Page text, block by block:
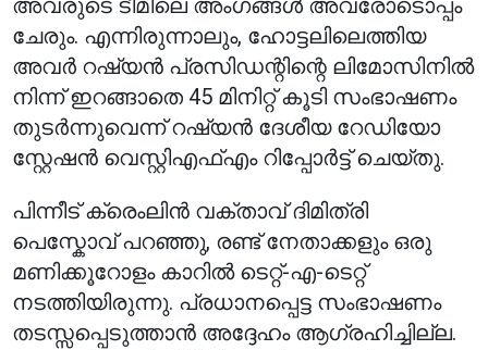
അവരുടെ ടീമിലെ അംഗങ്ങൾ അവരോടൊപ്പം
ചേരും. എന്നിരുന്നാലും, ഹോട്ടലിലെത്തിയ
അവർ റഷ്യൻ പ്രസിഡന്റിന്റെ ലിമോസിനിൽ
നിന്ന് ഇറങ്ങാതെ 45 മിനിറ്റ് കൂടി സംഭാഷണം
തുടർന്നുവെന്ന് റഷ്യൻ ദേശീയ റേഡിയോ
സ്റ്റേഷൻ വെസ്റ്റിഎഫ്എം റിപ്പോർട്ട് ചെയ്തു.
പിന്നീട് ക്രെംലിൻ വക്താവ് ദിമിത്രി
പെസ്കോവ് പറഞ്ഞു, രണ്ട് നേതാക്കളും ഒരു
മണിക്കൂറോളം കാറിൽ ടെറ്റ്-എ-ടെറ്റ്
നടത്തിയിരുന്നു. പ്രധാനപ്പെട്ട സംഭാഷണം
തടസ്സപ്പെടുത്താൻ അദ്ദേഹം ആഗ്രഹിച്ചില്ല.